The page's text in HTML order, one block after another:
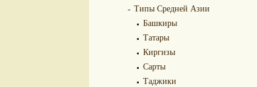
Типы Средней Азии
Башкиры
Татары
Киргизы
Сарты
Таджики